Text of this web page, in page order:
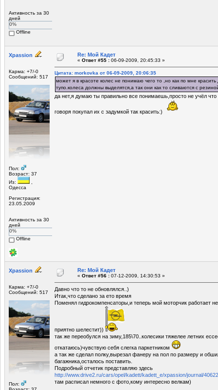
Активность за 30
дней
0%
Offline
Xpassion
Карма: +7/-0
Сообщений: 517
Пол:
Возраст: 37
Из:
Одесса
Регистрация:
23.05.2009
Активность за 30
дней
0%
Offline
Re: Мой Кадет
« Ответ #55 : 06-09-2009, 20:45:33 »
Цитата: morkovka от 06-09-2009, 20:06:35
может я в красоте колес не понимаю чего то ,но как по мне
тупо.колеса должны выделятся,а так они как то сливаются с
да нет,я думаю ты правильно все понимаешь,просто не учёл
говоря покупал их с задумкой так красить:)
Xpassion
Карма: +7/-0
Сообщений: 517
Пол:
Re: Мой Кадет
« Ответ #56 : 07-12-2009, 14:30:53 »
Давно что то не обновлялся..)
Итак,что сделано за ето время
Поменял гидрокомпенсаторы,и теперь мой моторчик работает
приятно шелестит))
так же переобулся на зиму,185\70..колесики тяжелее летних
откатаюсь)чувствую себя слегка паркетником
а так же сделал полку,вырезал фанеру на пол по размеру и
багажника,осталось поставить.
Подробный отчетик представляю здесь
http://www.drive2.ru/cars/opel/kadett/kadett_e/xpassion/journal/
там расписал немного с фото,кому интересно велкам)